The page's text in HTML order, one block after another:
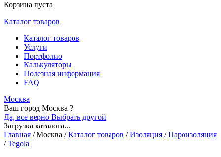
Корзина пуста
Каталог товаров
Каталог товаров
Услуги
Портфолио
Калькуляторы
Полезная информация
FAQ
Москва
Ваш город Москва ?
Да, все верно Выбрать другой
Загрузка каталога...
Главная /Москва / Каталог товаров / Изоляция / Пароизоляция
/ Tegola